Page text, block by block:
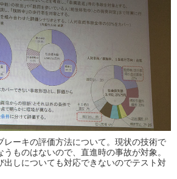
レーキの評価方法について。現状の技術で
ものはないので、直進時の事故が対象。
出しについても対応できないのでテスト対